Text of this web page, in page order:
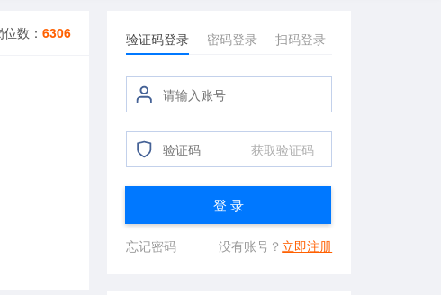
位数：6306 验证码登录 密码登录 扫码登录
获取验证码
登 录
忘记密码 没有账号？ 立即注册